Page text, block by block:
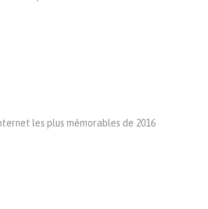
les plus mémorables de 2016